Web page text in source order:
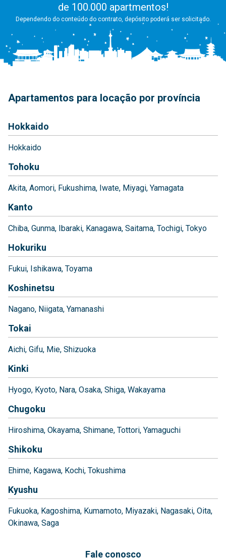
de 100.000 apartmentos!
Dependendo do conteúdo do contrato, depósito poderá ser solicitado.
Apartamentos para locação por província
Hokkaido
Hokkaido
Tohoku
Akita Aomori Fukushima Iwate Miyagi Yamagata
Kanto
Chiba Gunma Ibaraki Kanagawa Saitama Tochigi Tokyo
Hokuriku
Fukui Ishikawa Toyama
Koshinetsu
Nagano Niigata Yamanashi
Tokai
Aichi Gifu Mie Shizuoka
Kinki
Hyogo Kyoto Nara Osaka Shiga Wakayama
Chugoku
Hiroshima Okayama Shimane Tottori Yamaguchi
Shikoku
Ehime Kagawa Kochi Tokushima
Kyushu
Fukuoka Kagoshima Kumamoto Miyazaki Nagasaki Oita
Okinawa Saga
Fale conosco